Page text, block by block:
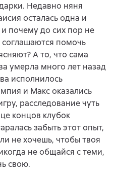
Недавно няня
осталась одна и
почему до сих пор не
помочь
А то, что сама
умерла много лет назад
исполнилось
и Макс оказались
расследование чуть
концов клубок
забыть этот опыт,
не хочешь, чтобы твоя
не общайся с теми,
свою.